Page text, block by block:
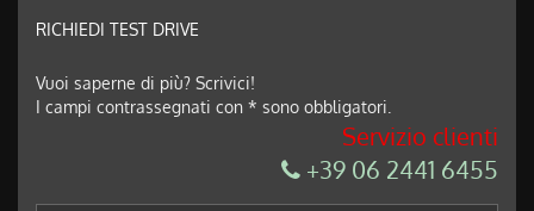
Invia la tua richiesta
RICHIEDI TEST DRIVE
Vuoi saperne di più? Scrivici!
I campi contrassegnati con * sono obbligatori.
Servizio clienti
+39 06 2441 6455